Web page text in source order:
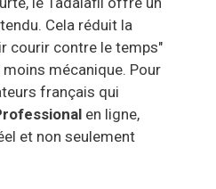
Cela réduit la
courir contre le temps"
mécanique. Pour
français qui
en ligne,
et non seulement